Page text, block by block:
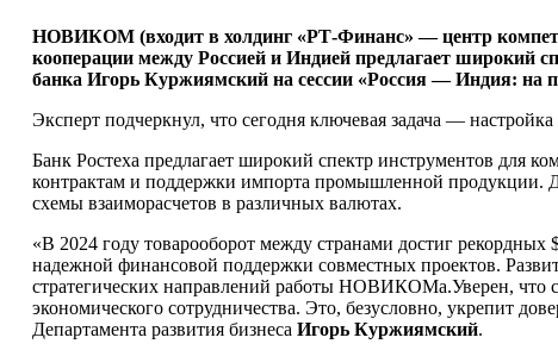
НОВИКОМ (входит в холдинг «РТ-Финанс» — центр
кооперации между Россией и Индией предлагает широкий
банка Игорь Куржиямский на сессии «Россия — Индия:
Эксперт подчеркнул, что сегодня ключевая задача —
Банк Ростеха предлагает широкий спектр инструментов для
контрактам и поддержки импорта промышленной продукции.
схемы взаиморасчетов в различных валютах.
«В 2024 году товарооборот между странами достиг
надежной финансовой поддержки совместных проектов.
стратегических направлений работы НОВИКОМа.Уверен, что
экономического сотрудничества. Это, безусловно, укрепит
Департамента развития бизнеса Игорь Куржиямский.